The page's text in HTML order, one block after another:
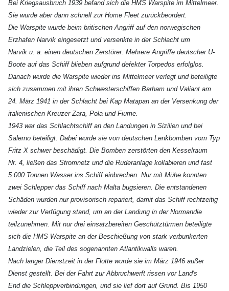
Bei Kriegsausbruch 1939 befand sich die HMS Warspite im Mittelmeer.
Sie wurde aber dann schnell zur Home Fleet zurückbeordert.
Die Warspite wurde beim britischen Angriff auf den norwegischen
Erzhafen Narvik eingesetzt und versenkte in der Schlacht um
Narvik u. a. einen deutschen Zerstörer. Mehrere Angriffe deutscher U-
Boote auf das Schiff blieben aufgrund defekter Torpedos erfolglos.
Danach wurde die Warspite wieder ins Mittelmeer verlegt und beteiligte
sich zusammen mit ihren Schwesterschiffen Barham und Valiant am
24. März 1941 in der Schlacht bei Kap Matapan an der Versenkung der
italienischen KreuzerZara, Pola und Fiume.
1943 war das Schlachtschiff an den Landungen in Sizilien und bei
Salerno beteiligt. Dabei wurde sie von deutschen Lenkbomben vom Typ
Fritz X schwer beschädigt. Die Bomben zerstörten den Kesselraum
Nr. 4, ließen das Stromnetz und die Ruderanlage kollabieren und fast
5.000 Tonnen Wasser ins Schiff einbrechen. Nur mit Mühe konnten
zwei Schlepper das Schiff nach Malta bugsieren. Die entstandenen
Schäden wurden nur provisorisch repariert, damit das Schiff rechtzeitig
wieder zur Verfügung stand, um an der Landung in der Normandie
teilzunehmen. Mit nur drei einsatzbereiten Geschütztürmen beteiligte
sich die HMS Warspite an der Beschießung von stark verbunkerten
Landzielen, die Teil des sogenannten Atlantikwalls waren.
Nach langer Dienstzeit in der Flotte wurde sie im März 1946 außer
Dienst gestellt. Bei der Fahrt zur Abbruchwerft rissen vor Land's
Enddie Schleppverbindungen, und sie lief dort auf Grund. Bis 1950